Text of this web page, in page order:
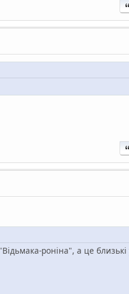
роніна", а це близькі